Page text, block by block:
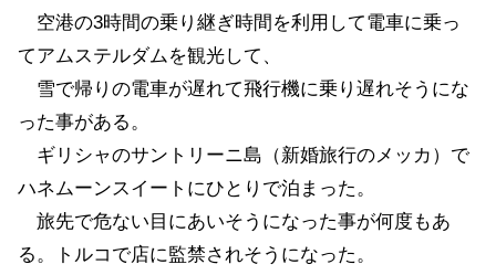
空港の3時間の乗り継ぎ時間を利用して電車に乗っ
てアムステルダムを観光して、
雪で帰りの電車が遅れて飛行機に乗り遅れそうにな
った事がある。
ギリシャのサントリーニ島（新婚旅行のメッカ）で
ハネムーンスイートにひとりで泊まった。
旅先で危ない目にあいそうになった事が何度もあ
る。トルコで店に監禁されそうになった。